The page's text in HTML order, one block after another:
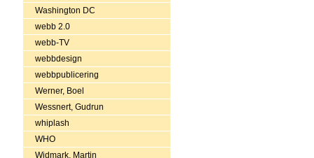
Washington DC
webb 2.0
webb-TV
webbdesign
webbpublicering
Werner, Boel
Wessnert, Gudrun
whiplash
WHO
Widmark, Martin